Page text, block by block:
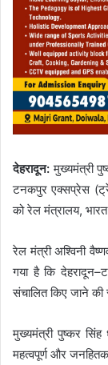
देहरादून:मुख्यमंत्री
टनकपुर एक्सप्रेस
को रेल मंत्रालय,
रेल मंत्री अश्विनी
गया है कि
संचालित किए जाने की
मुख्यमंत्री पुष्कर सिंह
महत्वपूर्ण और